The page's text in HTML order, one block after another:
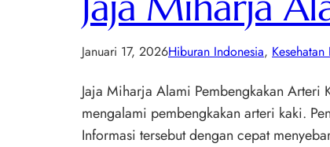
Januari 17, 2026Hiburan Indonesia,
Jaja Miharja Alami Pembengkakan
mengalami pembengkakan arteri kaki.
Informasi tersebut dengan cepat